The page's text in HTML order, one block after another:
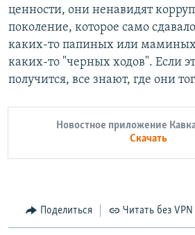
ценности, они ненавидят
поколение, которое само
каких-то папиных или маминых
каких-то "черных ходов". Если
получится, все знают, где они
Новостное приложение
Скачать
Поделиться Читать без VPN